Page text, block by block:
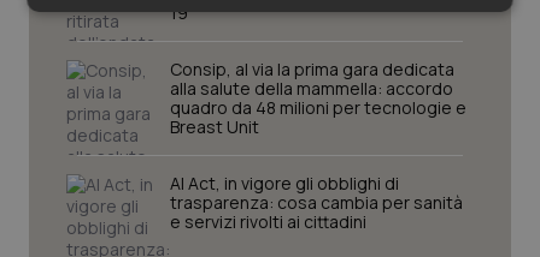
Vaccini
19
Consip, al via la prima gara dedicata
alla salute della mammella: accordo
quadro da 48 milioni per tecnologie e
Breast Unit
AI Act, in vigore gli obblighi di
trasparenza: cosa cambia per sanità
e servizi rivolti ai cittadini
Necessari Statistici Marketing
Necessari Statistici Marketing
I cookie necessari contribuiscono a rendere fruibile il
sito web abilitandone funzionalità di base quali la